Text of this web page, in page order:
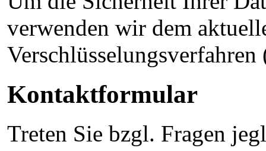
verwenden wir dem
Kontaktformular
Treten Sie bzgl. Fragen